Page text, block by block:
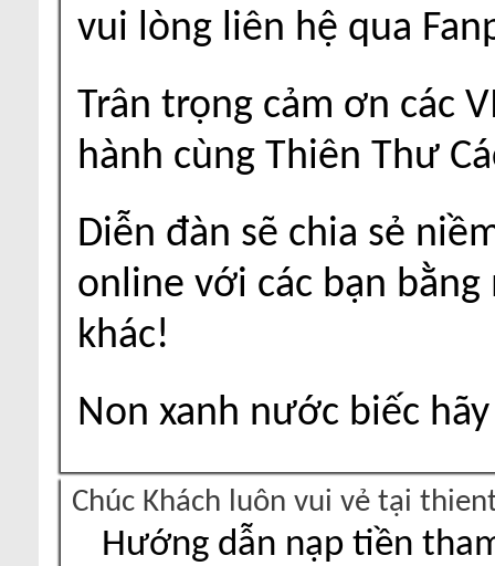
vui lòng liên hệ qua
Trân trọng cảm ơn các
hành cùng Thiên Thư
Diễn đàn sẽ chia sẻ
online với các bạn
khác!
Non xanh nước biếc
Chúc Khách luôn vui vẻ tại
Hướng dẫn nạp tiền